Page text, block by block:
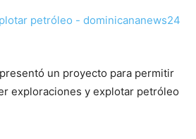
un proyecto para permitir
exploraciones y explotar petróleo